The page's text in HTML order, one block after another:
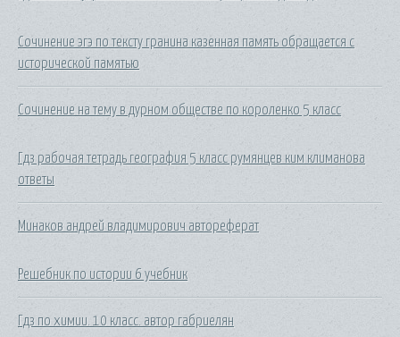
Сочинение эгэ по тексту гранина казенная память обращается с
исторической памятью
Сочинение на тему в дурном обществе по короленко 5 класс
Гдз рабочая тетрадь география 5 класс румянцев ким климанова
ответы
Минаков андрей владимирович автореферат
Решебник по истории 6 учебник
Гдз по химии. 10 класс. автор габриелян